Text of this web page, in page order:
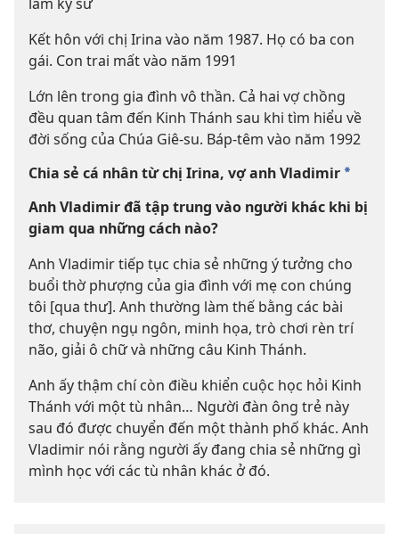
làm kỹ sư
Kết hôn với chị Irina vào năm 1987. Họ có ba con
gái. Con trai mất vào năm 1991
Lớn lên trong gia đình vô thần. Cả hai vợ chồng
đều quan tâm đến Kinh Thánh sau khi tìm hiểu về
đời sống của Chúa Giê-su. Báp-têm vào năm 1992
Chia sẻ cá nhân từ chị Irina, vợ anh Vladimir a
Anh Vladimir đã tập trung vào người khác khi bị
giam qua những cách nào?
Anh Vladimir tiếp tục chia sẻ những ý tưởng cho
buổi thờ phượng của gia đình với mẹ con chúng
tôi [qua thư]. Anh thường làm thế bằng các bài
thơ, chuyện ngụ ngôn, minh họa, trò chơi rèn trí
não, giải ô chữ và những câu Kinh Thánh.
Anh ấy thậm chí còn điều khiển cuộc học hỏi Kinh
Thánh với một tù nhân… Người đàn ông trẻ này
sau đó được chuyển đến một thành phố khác. Anh
Vladimir nói rằng người ấy đang chia sẻ những gì
mình học với các tù nhân khác ở đó.